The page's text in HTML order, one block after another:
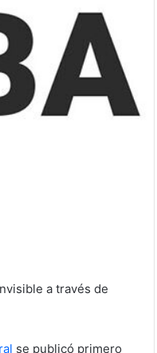
a través de
se publicó primero